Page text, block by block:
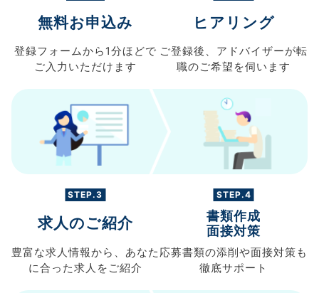
無料お申込み
登録フォームから 1分ほどで
ご入力 いただけます
ヒアリング
ご登録後、 アドバイザーが転
職のご希望を伺います
STEP.3
求人のご紹介
豊富な求人情報から、 あなた
に合った求人を ご紹介
STEP.4
書類作成
面接対策
応募書類の添削や面接対策も
徹底サポート